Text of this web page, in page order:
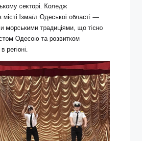
секторі. Коледж
Ізмаїл Одеської області —
морськими традиціями, що тісно
Одесою та розвитком
регіоні.